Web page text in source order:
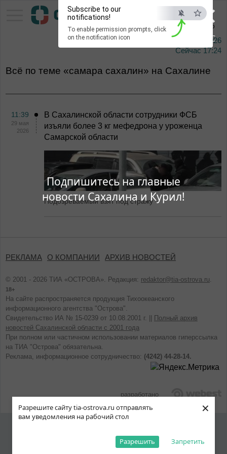
Разрешите сайту tia-ostrova.ru отправлять
вам уведомления на рабочий стол
Запретить
Разрешить
×
×
ESC
Подпишитесь на главные
новости Сахалина и Курил!
Subscribe to our
notifications!
To enable permission prompts, click
on the notification icon
информационное агентство
10 августа 2026
Сейчас 17:24
Всё по теме «самара сахалин» на Сахалине
11:39
29 мая
2026
В Сахалинской области сотрудники ФСБ
изъяли более 3 кг мефедрона у уроженца
Самарской области
Подозреваемый взят под стражу
РЕКЛАМА О КОМПАНИИ АРХИВ НОВОСТЕЙ
© 2001 - 2026 ТИА «ОСТРОВА». Редакция: redaktor@tia-ostrova.ru.
18+
На сайте распространяется продукция Тихоокеанского
информационного агентства "Острова".
Свидетельство ИА № 15-0239 от 10.08.2001 г. ||
Полный архив
новостей Сахалинской области с 2001 года
При полном или частичном использовании материалов гиперссылка
на ТИА "Острова" обязательна.
Реклама, информационное сотрудничество: (4242) 44-28-14.
разработано